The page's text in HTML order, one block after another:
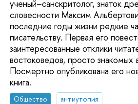
ученый–санскритолог, знаток
словесности Максим
последние годы жизни редкие
писательству. Первая его
заинтересованные отклики
востоковедов, просто знакомых
Посмертно опубликована его
книга.
Общество
антиутопия